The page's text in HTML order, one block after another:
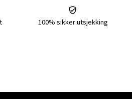
100% sikker utsjekking